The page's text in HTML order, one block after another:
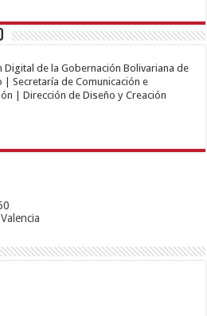
Digital de la Gobernación Bolivariana de
| Secretaría de Comunicación e
| Dirección de Diseño y Creación